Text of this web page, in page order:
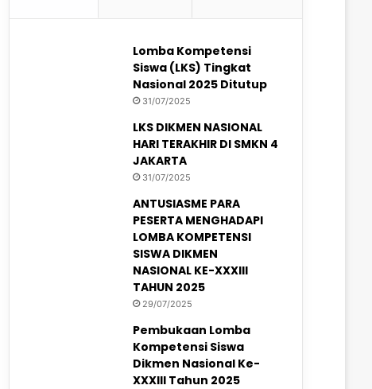
Lomba Kompetensi
Siswa (LKS) Tingkat
Nasional 2025 Ditutup
31/07/2025
LKS DIKMEN NASIONAL
HARI TERAKHIR DI SMKN 4
JAKARTA
31/07/2025
ANTUSIASME PARA
PESERTA MENGHADAPI
LOMBA KOMPETENSI
SISWA DIKMEN
NASIONAL KE-XXXIII
TAHUN 2025
29/07/2025
Pembukaan Lomba
Kompetensi Siswa
Dikmen Nasional Ke-
XXXIII Tahun 2025